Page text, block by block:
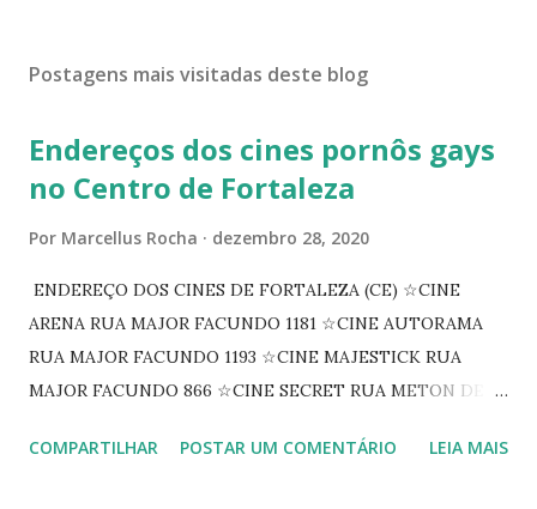
Postagens mais visitadas deste blog
Endereços dos cines pornôs gays
no Centro de Fortaleza
Por Marcellus Rocha dezembro 28, 2020
ENDEREÇO DOS CINES DE FORTALEZA (CE) ☆CINE
ARENA RUA MAJOR FACUNDO 1181 ☆CINE AUTORAMA
RUA MAJOR FACUNDO 1193 ☆CINE MAJESTICK RUA
MAJOR FACUNDO 866 ☆CINE SECRET RUA METON DE
PEIXOTO 1307 ☆CINE IRIS RUA FLORIANO PEIXOTO 1206
COMPARTILHAR POSTAR UM COMENTÁRIO LEIA MAIS